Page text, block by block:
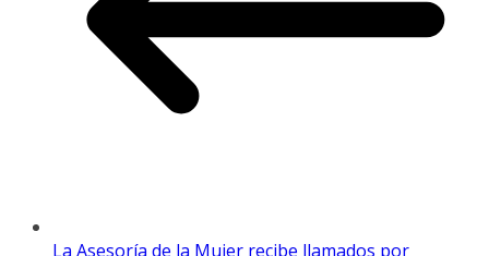
La Asesoría de la Mujer recibe llamados por